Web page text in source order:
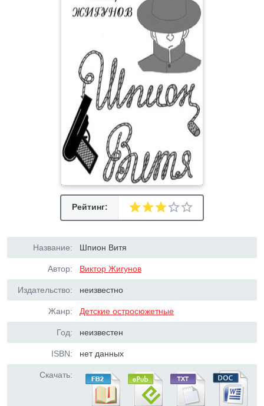
Рейтинг:
Название: Шпион Витя
Автор: Виктор Жигунов
Издательство: неизвестно
Жанр: Детские остросюжетные
Год: неизвестен
ISBN: нет данных
Скачать: